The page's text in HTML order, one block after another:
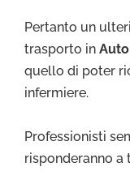
Pertanto un
trasporto in
quello di poter
infermiere.
Professionisti
risponderanno